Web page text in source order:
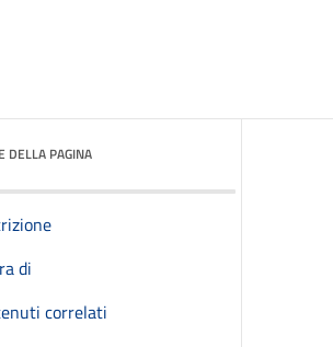
DELLA PAGINA
di
correlati